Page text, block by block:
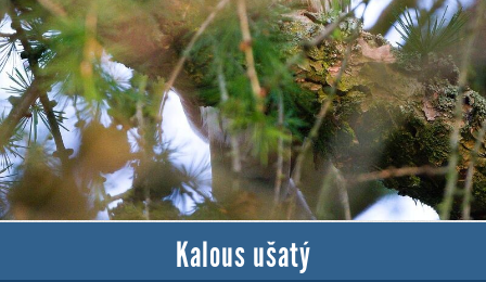
Kalous ušatý